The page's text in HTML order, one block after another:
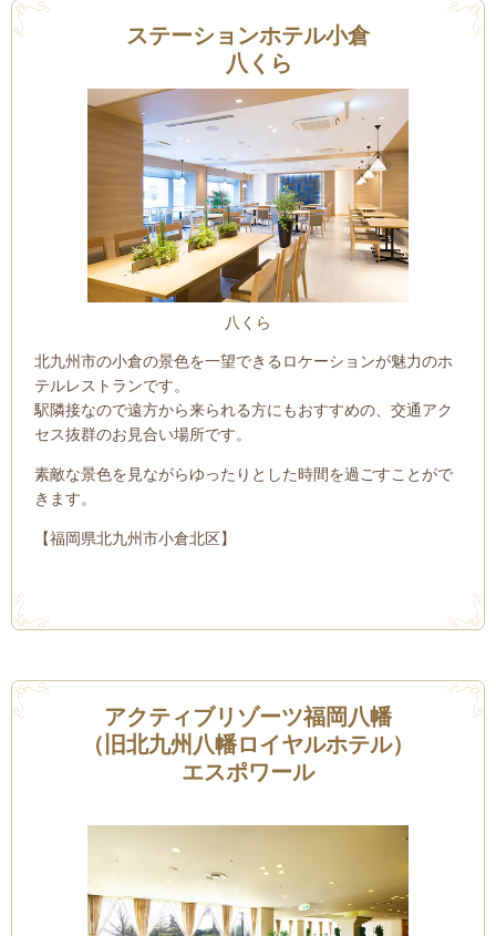
ステーションホテル小倉
八くら
八くら
北九州市の小倉の景色を一望できるロケーションが魅力のホ
テルレストランです。
駅隣接なので遠方から来られる方にもおすすめの、交通アク
セス抜群のお見合い場所です。
素敵な景色を見ながらゆったりとした時間を過ごすことがで
きます。
【福岡県北九州市小倉北区】
アクティブリゾーツ福岡八幡
（旧北九州八幡ロイヤルホテル）
エスポワール